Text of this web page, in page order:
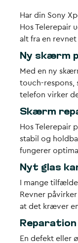
Har din Sony
Hos Telerepair
alt fra en
Ny skærm
Med en ny
touch-respons,
telefon virker
Skærm
Hos Telerepair
stabil og
fungerer
Nyt glas
I mange
Revner
at det kræver
En defekt eller